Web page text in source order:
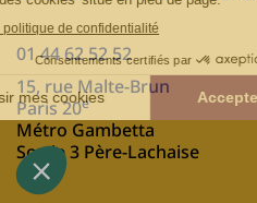
01 44 62 52 52
15, rue Malte-Brun
Paris 20e
Métro Gambetta
Sortie 3 Père-Lachaise